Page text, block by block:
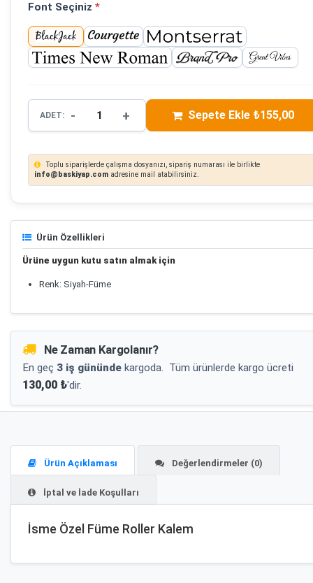
Font Seçiniz *
ADET: - + Sepete Ekle ₺155,00
Toplu siparişlerde çalışma dosyanızı, sipariş numarası ile birlikte
info@baskiyap.com adresine mail atabilirsiniz.
Ürün Özellikleri
Ürüne uygun kutu satın almak için
Renk: Siyah-Füme
Ne Zaman Kargolanır?
En geç 3 iş gününde kargoda. Tüm ürünlerde kargo ücreti
130,00 ₺'dir.
Ürün Açıklaması Değerlendirmeler (0)
İptal ve İade Koşulları
İsme Özel Füme Roller Kalem